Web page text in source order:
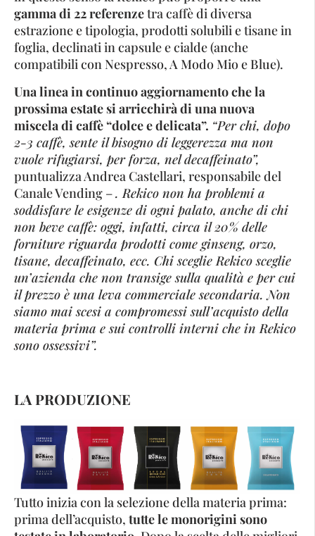
gamma di 22 referenzetra caffè di diversa
estrazione e tipologia, prodotti solubili e tisane in
foglia, declinati in capsule e cialde (anche
compatibili con Nespresso, A Modo Mio e Blue).
Una linea in continuo aggiornamento che la
prossima estate si arricchirà di una nuova
miscela di caffè “dolce e delicata”. “Per chi, dopo
2-3 caffè, sente il bisogno di leggerezza ma non
vuole rifugiarsi, per forza, nel decaffeinato”,
puntualizza Andrea Castellari, responsabile del
Canale Vending –. Rekico non ha problemi a
soddisfare le esigenze di ogni palato, anche di chi
non beve caffè: oggi, infatti, circa il 20% delle
forniture riguarda prodotti come ginseng, orzo,
tisane, decaffeinato, ecc. Chi sceglie Rekico sceglie
un’azienda che non transige sulla qualità e per cui
il prezzo è una leva commerciale secondaria. Non
siamo mai scesi a compromessi sull’acquisto della
materia prima e sui controlli interni che in Rekico
sono ossessivi”.
LA PRODUZIONE
Tutto inizia con la selezione della materia prima:
prima dell’acquisto, tutte le monorigini sono